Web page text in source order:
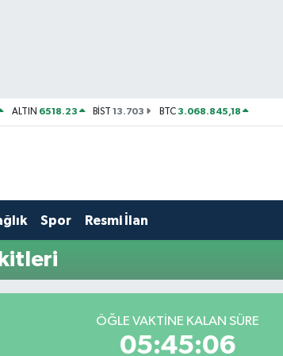
ALTIN 6518.23 BİST13.703 BTC3.068.845,18
Spor Resmi İlan
ÖĞLE VAKTINE KALAN SÜRE
05:45:06